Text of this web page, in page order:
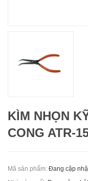
KÌM NHỌN
CONG ATR-
Mã sản phẩm: Đang cập